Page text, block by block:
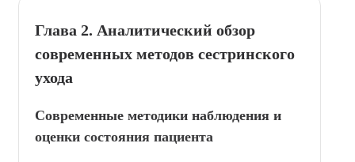
Глава 2. Аналитический обзор
современных методов сестринского
ухода
Современные методики наблюдения и
оценки состояния пациента